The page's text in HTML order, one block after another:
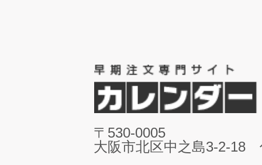
〒530-0005
大阪市北区中之島3-2-18